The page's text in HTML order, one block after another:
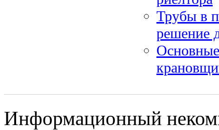
Трубы в
решение
Информационный